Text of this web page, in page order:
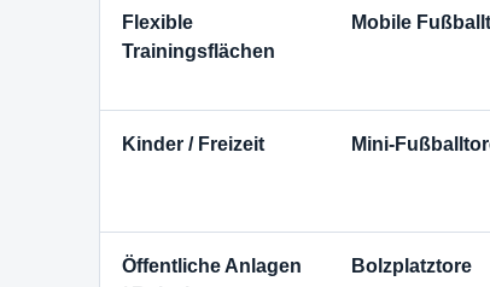
Flexible
Trainingsflächen
Mobile
Kinder / Freizeit Mini-
Öffentliche Anlagen
Bolzplatztore